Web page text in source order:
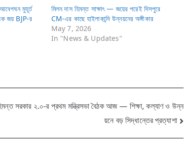
আবেগঘন মুহূর্ত
জয় BJP-র
মিলন দাস হিমন্ত সাক্ষাৎ — জয়ের পরেই দিসপুরে
CM-এর কাছে হাইলাকান্দি উন্নয়নের অঙ্গীকার
May 7, 2026
In "News & Updates"
সরকার ২.০-র প্রথম মন্ত্রিসভা বৈঠক আজ — শিক্ষা, কল্যাণ ও উন্ন
য়নে বড় সিদ্ধান্তের প্রত্যাশা